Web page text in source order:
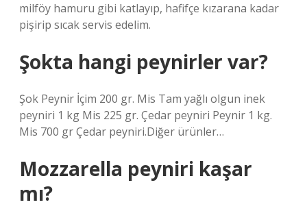
milföy hamuru gibi katlayıp, hafifçe kızarana kadar
pişirip sıcak servis edelim.
Şokta hangi peynirler var?
Şok Peynir İçim 200 gr. Mis Tam yağlı olgun inek
peyniri 1 kg Mis 225 gr. Çedar peyniri Peynir 1 kg.
Mis 700 gr Çedar peyniri.Diğer ürünler…
Mozzarella peyniri kaşar
mı?